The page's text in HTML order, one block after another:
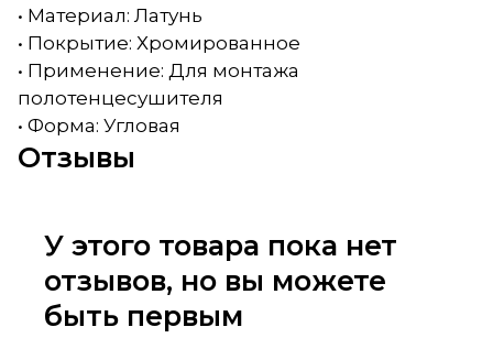
• Материал: Латунь
• Покрытие: Хромированное
• Применение: Для монтажа
полотенцесушителя
• Форма: Угловая
Отзывы
У этого товара пока нет
отзывов, но вы можете
быть первым